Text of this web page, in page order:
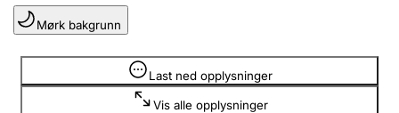
Lag og forening
Registrere, endre, slette
Mørk bakgrunn
Last ned opplysninger
Vis alle opplysninger
Opplysninger er skjult